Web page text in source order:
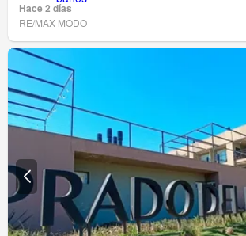
Hace 2 días
RE/MAX MODO